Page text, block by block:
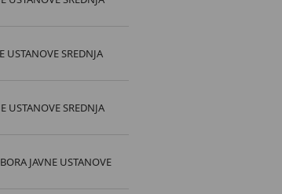
USTANOVE SREDNJA
USTANOVE SREDNJA
JAVNE USTANOVE